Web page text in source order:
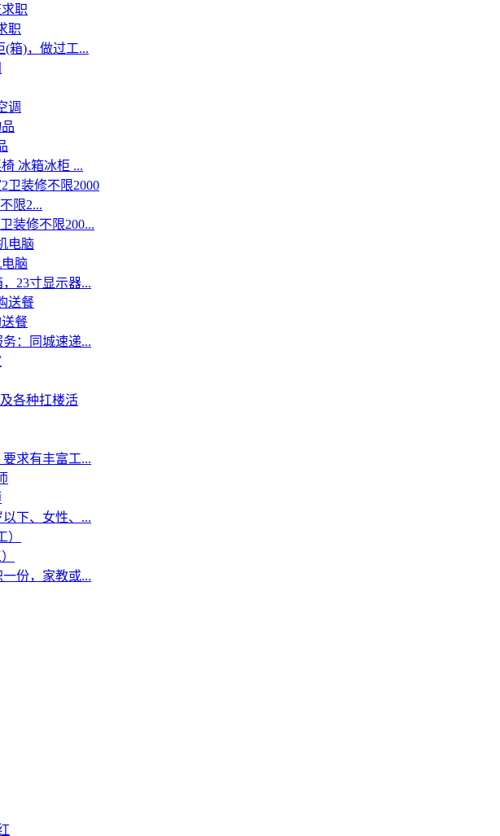
职
(箱)，做过工...
调
冰箱冰柜 ...
限2...
装修不限200...
脑
23寸显示器...
餐
：同城速递...
各种扛楼活
求有丰富工...
下、女性、...
份，家教或...